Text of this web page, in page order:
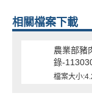
相關檔案下載
農業部豬
錄-
檔案大小